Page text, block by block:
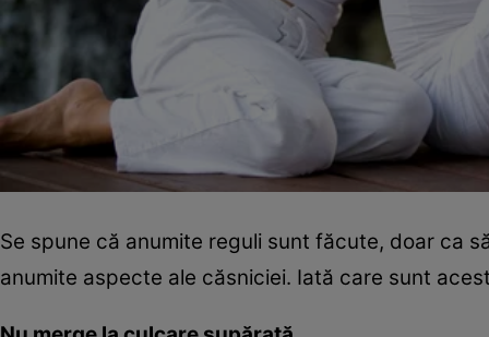
Se spune că anumite reguli sunt făcute, doar ca
anumite aspecte ale căsniciei. Iată care sunt